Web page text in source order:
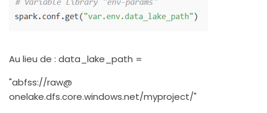
Au lieu de : data_lake_path =
"abfss://raw@
onelake.dfs.core.windows.net/myproject/"